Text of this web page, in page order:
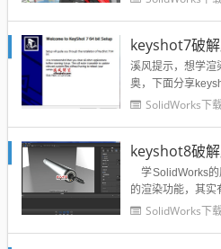
保您始终...
溪风提示，想学渲
奥，下面分享
t 7是一款神奇的实
确、神奇...
SolidWorks下
学SolidWorks的
的渲染功能，其
中一种，如果你想
SolidWorks下